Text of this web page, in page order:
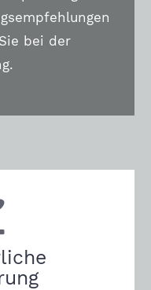
bei der